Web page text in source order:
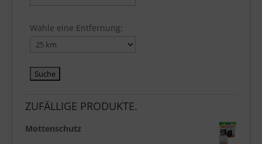
Wähle eine Entfernung:
ZUFÄLLIGE PRODUKTE.
Mottenschutz